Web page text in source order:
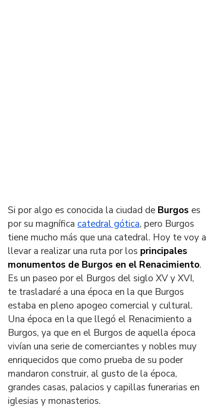
Si por algo es conocida la ciudad de Burgos es
por su magnífica catedral gótica, pero Burgos
tiene mucho más que una catedral. Hoy te voy a
llevar a realizar una ruta por los principales
monumentos de Burgos en el Renacimiento.
Es un paseo por el Burgos del siglo XV y XVI,
te trasladaré a una época en la que Burgos
estaba en pleno apogeo comercial y cultural.
Una época en la que llegó el Renacimiento a
Burgos, ya que en el Burgos de aquella época
vivían una serie de comerciantes y nobles muy
enriquecidos que como prueba de su poder
mandaron construir, al gusto de la época,
grandes casas, palacios y capillas funerarias en
iglesias y monasterios.